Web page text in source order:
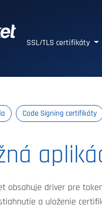
Dôveryhodné SSL/
SSL/TLS certifikáty
Code Signing certifikáty
obsahuje driver pre
a uloženie